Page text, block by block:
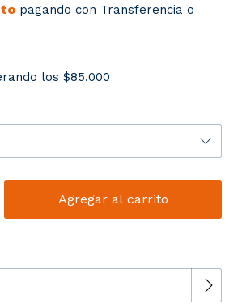
pagando con Transferencia o
los $85.000